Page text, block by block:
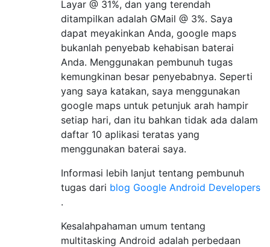
Layar @ 31%, dan yang terendah
ditampilkan adalah GMail @ 3%. Saya
dapat meyakinkan Anda, google maps
bukanlah penyebab kehabisan baterai
Anda. Menggunakan pembunuh tugas
kemungkinan besar penyebabnya. Seperti
yang saya katakan, saya menggunakan
google maps untuk petunjuk arah hampir
setiap hari, dan itu bahkan tidak ada dalam
daftar 10 aplikasi teratas yang
menggunakan baterai saya.
Informasi lebih lanjut tentang pembunuh
tugas dari blog Google Android Developers
.
Kesalahpahaman umum tentang
multitasking Android adalah perbedaan